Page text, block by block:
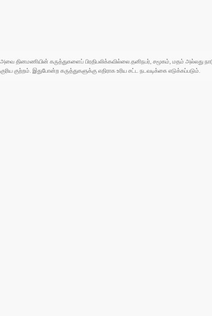
அவை தினமணியின் கருத்துகளைப் பிரதிபலிக்கவில்லை.தனிநபர், சமூகம், மதம் அல்லது
இதுபோன்ற கருத்துகளுக்கு எதிராக உரிய சட்ட நடவடிக்கை எடுக்கப்படும்.